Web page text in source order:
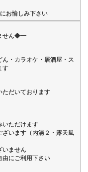
お愉しみ下さい
せん◆━
・カラオケ・居酒屋・ス
す
ただいております
いただけます
います（内湯２・露天風
いません
由にご利用下さい